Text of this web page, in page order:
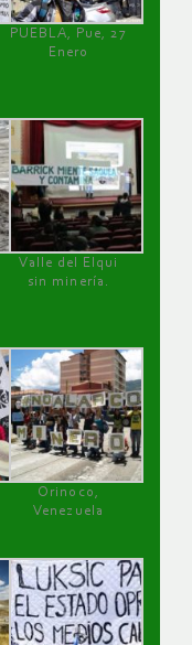
PUEBLA, Pue, 27
Enero
Valle del Elqui
sin minería.
Orinoco,
Venezuela